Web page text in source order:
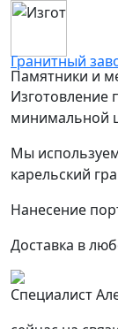
Гранитный
Памятники и
Изготовление
минимальной
Мы
карельский
Нанесение
Доставка в
Специалист